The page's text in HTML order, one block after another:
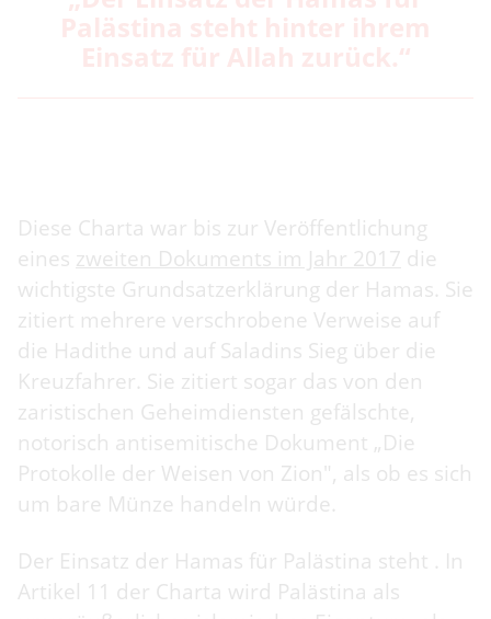
Diese Charta war bis zur Veröffentlichung
eines zweiten Dokuments im Jahr 2017 die
wichtigste Grundsatzerklärung der Hamas. Sie
zitiert mehrere verschrobene Verweise auf
die Hadithe und auf Saladins Sieg über die
Kreuzfahrer. Sie zitiert sogar das von den
zaristischen Geheimdiensten gefälschte,
notorisch antisemitische Dokument „Die
Protokolle der Weisen von Zion", als ob es sich
um bare Münze handeln würde.
Der Einsatz der Hamas für Palästina steht . In
Artikel 11 der Charta wird Palästina als